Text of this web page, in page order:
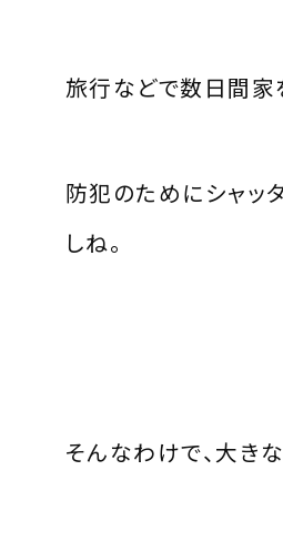
旅行などで数日間家
防犯のためにシャッ
しね。
そんなわけで、大き